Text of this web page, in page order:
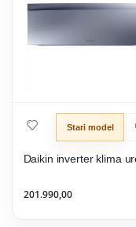
Stari model
201.990,00